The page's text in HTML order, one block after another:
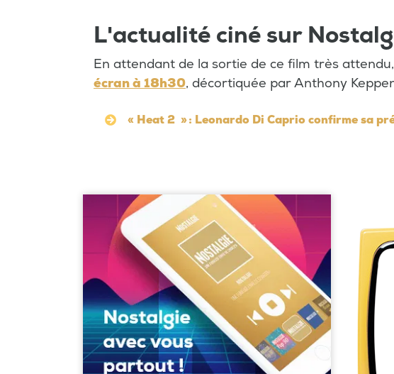
L'actualité ciné sur
En attendant de la sortie de ce film très attendu,
écran à 18h30, décortiquée par Anthony
« Heat 2 » : Leonardo Di Caprio confirme sa